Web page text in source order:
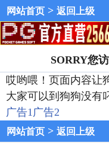
网站首页 > 返回上级
SORRY您
哎哟喂！页面内容让
大家可以到狗狗没有
广告1广告2
网站首页 > 返回上级